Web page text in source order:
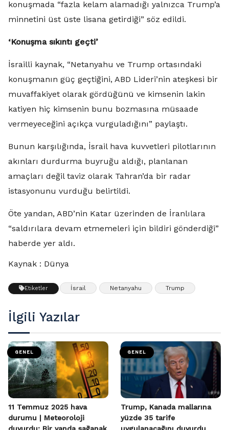
konuşmada “fazla kelam alamadığı yalnızca Trump’a
minnetini üst üste lisana getirdiği” söz edildi.
‘Konuşma sıkıntı geçti’
İsrailli kaynak, “Netanyahu ve Trump ortasındaki
konuşmanın güç geçtiğini, ABD Lideri’nin ateşkesi bir
muvaffakiyet olarak gördüğünü ve kimsenin lakin
katiyen hiç kimsenin bunu bozmasına müsaade
vermeyeceğini açıkça vurguladığını” paylaştı.
Bunun karşılığında, İsrail hava kuvvetleri pilotlarının
akınları durdurma buyruğu aldığı, planlanan
amaçları değil taviz olarak Tahran’da bir radar
istasyonunu vurduğu belirtildi.
Öte yandan, ABD’nin Katar üzerinden de İranlılara
“saldırılara devam etmemeleri için bildiri gönderdiği”
haberde yer aldı.
Kaynak : Dünya
Etiketler İsrail Netanyahu Trump
İlgili Yazılar
GENEL
11 Temmuz 2025 hava
durumu | Meteoroloji
GENEL
Trump, Kanada mallarına
yüzde 35 tarife